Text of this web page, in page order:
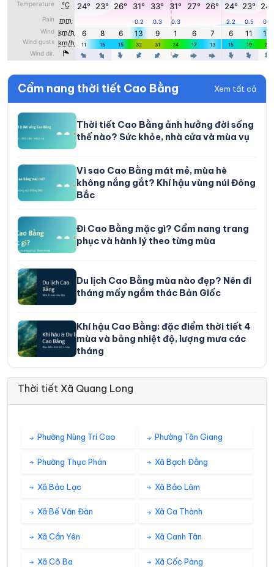
Cẩm nang thời tiết Cao Bằng Xem tất cả
Thời tiết Cao Bằng ảnh hưởng đời sống
thế nào? Sức khỏe, nhà cửa và mùa vụ
Vì sao Cao Bằng mát mẻ, mùa hè
không nắng gắt? Khí hậu vùng núi Đông
Bắc
Đi Cao Bằng mặc gì? Cẩm nang trang
phục và hành lý theo từng mùa
Du lịch Cao Bằng mùa nào đẹp? Nên đi
tháng mấy ngắm thác Bản Giốc
Khí hậu Cao Bằng: đặc điểm thời tiết 4
mùa và bảng nhiệt độ, lượng mưa các
tháng
Thời tiết Xã Quang Long
Phường Nùng Trí Cao Phường Tân Giang
Phường Thục Phán Xã Bạch Đằng
Xã Bảo Lạc Xã Bảo Lâm
Xã Bế Văn Đàn Xã Ca Thành
Xã Cần Yên Xã Canh Tân
Xã Cô Ba Xã Cốc Pàng